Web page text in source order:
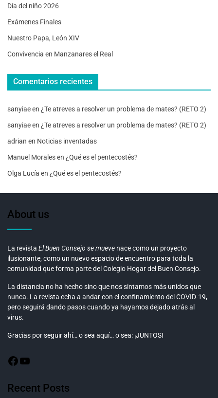
Día del niño 2026
Exámenes Finales
Nuestro Papa, León XIV
Convivencia en Manzanares el Real
Comentarios recientes
sanyiaeen ¿Te atreves a resolver un problema de mates? (RETO 2)
sanyiaeen ¿Te atreves a resolver un problema de mates? (RETO 2)
adrian en Noticias inventadas
Manuel Moralesen ¿Qué es el pentecostés?
Olga Lucía en ¿Qué es el pentecostés?
About us
La revista El Buen Consejo se mueve nace como un proyecto
ilusionante, como un nuevo espacio de encuentro para toda la
comunidad que forma parte del Colegio Hogar del Buen Consejo.
La distancia no ha hecho sino que nos sintamos más unidos que
nunca. La revista echa a andar con el confinamiento del COVID-19,
pero seguirá dando pasos cuando ya hayamos dejado atrás al
virus.
Gracias por seguir ahí… o sea aquí… o sea: ¡JUNTOS!
Recent Posts